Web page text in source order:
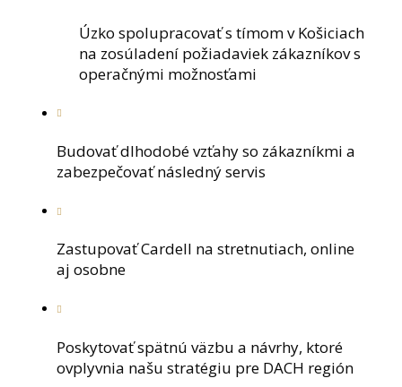
Úzko spolupracovať s tímom v Košiciach
na zosúladení požiadaviek zákazníkov s
operačnými možnosťami
Budovať dlhodobé vzťahy so zákazníkmi a
zabezpečovať následný servis
Zastupovať Cardell na stretnutiach, online
aj osobne
Poskytovať spätnú väzbu a návrhy, ktoré
ovplyvnia našu stratégiu pre DACH región